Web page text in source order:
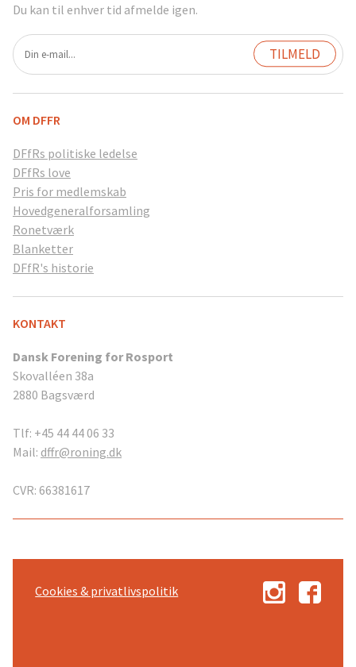
Du kan til enhver tid afmelde igen.
OM DFFR
DFfRs politiske ledelse
DFfRs love
Pris for medlemskab
Hovedgeneralforsamling
Ronetværk
Blanketter
DFfR's historie
KONTAKT
Dansk Forening for Rosport
Skovalléen 38a
2880 Bagsværd
Tlf: +45 44 44 06 33
Mail: dffr@roning.dk
CVR: 66381617
Cookies & privatlivspolitik